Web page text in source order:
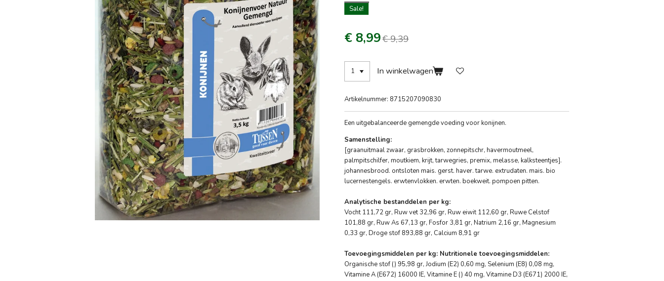
Sale!
€ 8,99€ 9,39
In winkelwagen
Artikelnummer: 8715207090830
Een uitgebalanceerde gemengde voeding voor konijnen.
Samenstelling:
[graanuitmaal zwaar, grasbrokken, zonnepitschr, havermoutmeel,
palmpitschilfer, moutkiem, krijt, tarwegries, premix, melasse, kalksteentjes].
johannesbrood. ontsloten mais. gerst. haver. tarwe. extrudaten. mais. bio
lucernestengels. erwtenvlokken. erwten. boekweit. pompoen pitten.
Analytische bestanddelen per kg:
Vocht 111,72 gr, Ruw vet 32,96 gr, Ruw eiwit 112,60 gr, Ruwe Celstof
101,88 gr, Ruw As 67,13 gr, Fosfor 3,81 gr, Natrium 2,16 gr, Magnesium
0,33 gr, Droge stof 893,88 gr, Calcium 8,91 gr
Toevoegingsmiddelen per kg: Nutritionele toevoegingsmiddelen:
Organische stof () 95,98 gr, Jodium (E2) 0,60 mg, Selenium (E8) 0,08 mg,
Vitamine A (E672) 16000 IE, Vitamine E () 40 mg, Vitamine D3 (E671) 2000 IE,